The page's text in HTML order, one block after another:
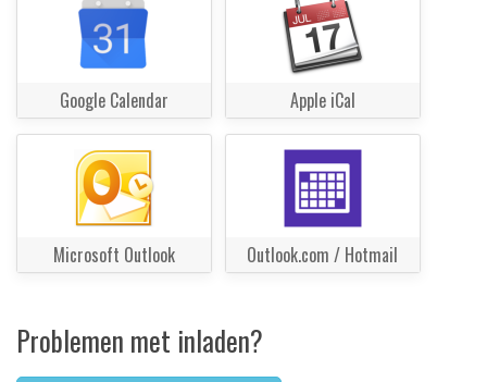
Google Calendar Apple iCal
Microsoft Outlook Outlook.com / Hotmail
Problemen met inladen?